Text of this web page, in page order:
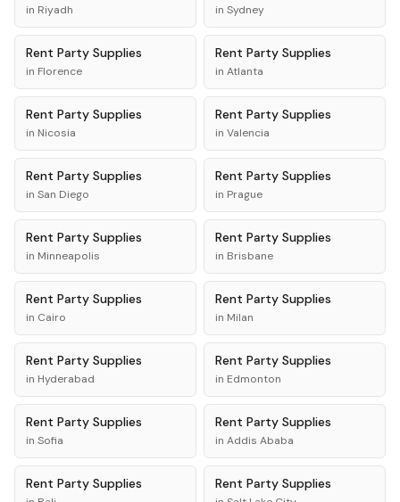
in Riyadh in Sydney
Rent Party Supplies
in Florence
Rent Party Supplies
in Atlanta
Rent Party Supplies
in Nicosia
Rent Party Supplies
in Valencia
Rent Party Supplies
in San Diego
Rent Party Supplies
in Prague
Rent Party Supplies
in Minneapolis
Rent Party Supplies
in Brisbane
Rent Party Supplies
in Cairo
Rent Party Supplies
in Milan
Rent Party Supplies
in Hyderabad
Rent Party Supplies
in Edmonton
Rent Party Supplies
in Sofia
Rent Party Supplies
in Addis Ababa
Rent Party Supplies Rent Party Supplies